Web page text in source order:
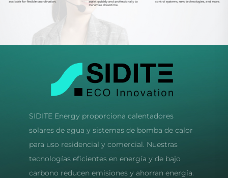
SIDITE Energy proporciona calentadores
solares de agua y sistemas de bomba de calor
para uso residencial y comercial. Nuestras
tecnologías eficientes en energía y de bajo
carbono reducen emisiones y ahorran energía.